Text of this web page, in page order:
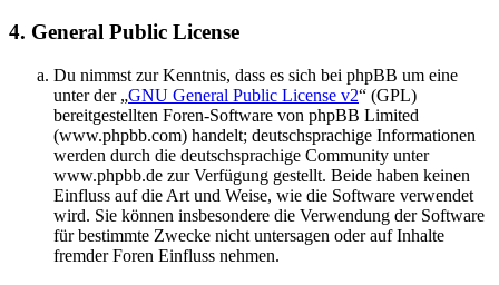
4. General Public License
Du nimmst zur Kenntnis, dass es sich bei phpBB um eine
unter der „GNU General Public License v2“ (GPL)
bereitgestellten Foren-Software von phpBB Limited
(www.phpbb.com) handelt; deutschsprachige Informationen
werden durch die deutschsprachige Community unter
www.phpbb.de zur Verfügung gestellt. Beide haben keinen
Einfluss auf die Art und Weise, wie die Software verwendet
wird. Sie können insbesondere die Verwendung der Software
für bestimmte Zwecke nicht untersagen oder auf Inhalte
fremder Foren Einfluss nehmen.